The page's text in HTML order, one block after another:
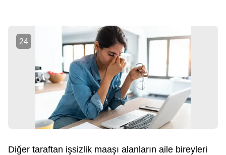
24
Diğer taraftan işsizlik maaşı alanların aile bireyleri